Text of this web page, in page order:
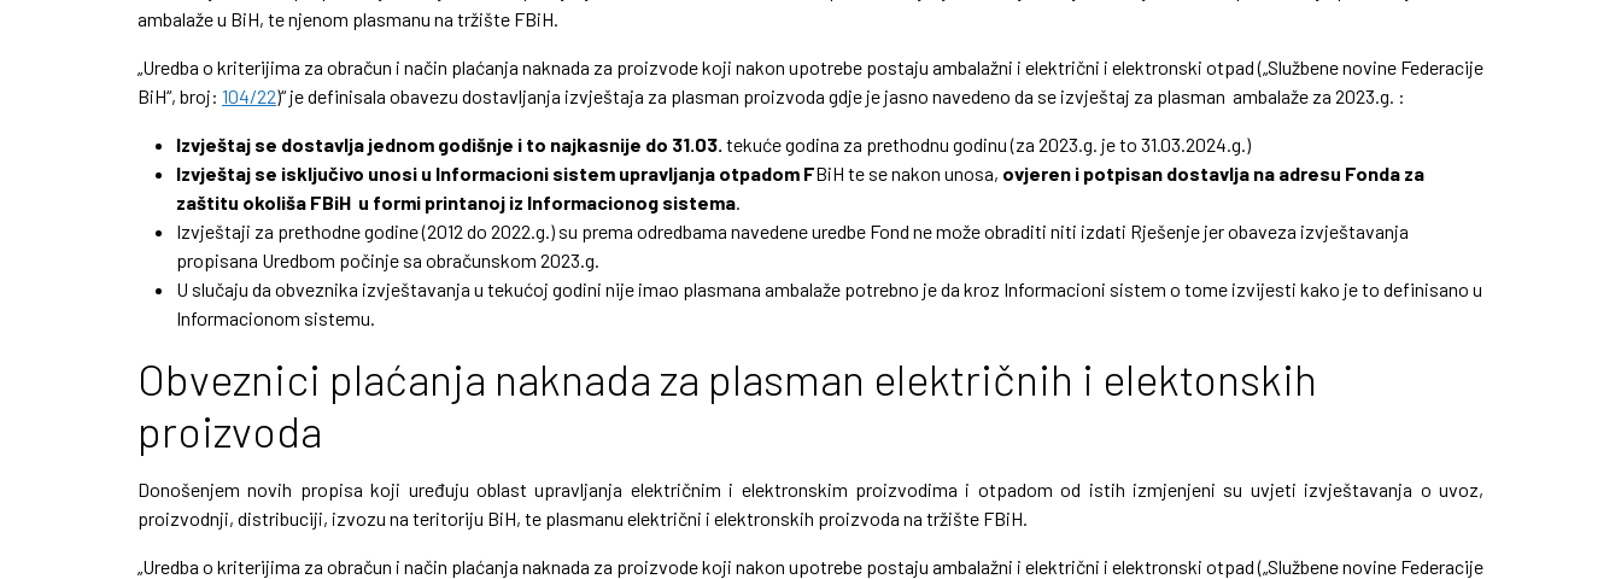
ambalaže u BiH, te njenom plasmanu na tržište FBiH.
„Uredba o kriterijima za obračun i način plaćanja naknada za proizvode koji nakon upotrebe postaju ambalažni i električni i elektronski otpad („Službene novine Federacije
BiH“, broj: 104/22)“ je definisala obavezu dostavljanja izvještaja za plasman proizvoda gdje je jasno navedeno da se izvještaj za plasman ambalaže za 2023.g. :
Izvještaj se dostavlja jednom godišnje i to najkasnije do 31.03. tekuće godina za prethodnu godinu (za 2023.g. je to 31.03.2024.g.)
Izvještaj se isključivo unosi u Informacioni sistem upravljanja otpadom FBiH te se nakon unosa, ovjeren i potpisan dostavlja na adresu Fonda za
zaštitu okoliša FBiH u formi printanoj iz Informacionog sistema.
Izvještaji za prethodne godine (2012 do 2022.g.) su prema odredbama navedene uredbe Fond ne može obraditi niti izdati Rješenje jer obaveza izvještavanja
propisana Uredbom počinje sa obračunskom 2023.g.
U slučaju da obveznika izvještavanja u tekućoj godini nije imao plasmana ambalaže potrebno je da kroz Informacioni sistem o tome izvijesti kako je to definisano u
Informacionom sistemu.
Obveznici plaćanja naknada za plasman električnih i elektonskih
proizvoda
Donošenjem novih propisa koji uređuju oblast upravljanja električnim i elektronskim proizvodima i otpadom od istih izmjenjeni su uvjeti izvještavanja o uvoz,
proizvodnji, distribuciji, izvozu na teritoriju BiH, te plasmanu električni i elektronskih proizvoda na tržište FBiH.
„Uredba o kriterijima za obračun i način plaćanja naknada za proizvode koji nakon upotrebe postaju ambalažni i električni i elektronski otpad („Službene novine Federacije